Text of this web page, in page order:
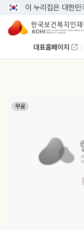
이 누리집은 대한
대표홈페이지
무료